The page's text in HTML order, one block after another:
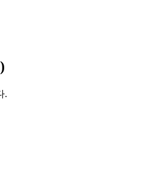
.